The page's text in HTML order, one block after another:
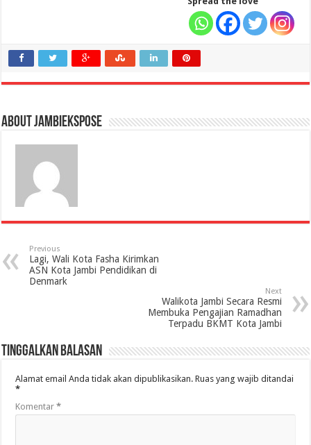
About jambiekspose
Previous
Lagi, Wali Kota Fasha Kirimkan
ASN Kota Jambi Pendidikan di
Denmark
Next
Walikota Jambi Secara Resmi
Membuka Pengajian Ramadhan
Terpadu BKMT Kota Jambi
Tinggalkan Balasan
Alamat email Anda tidak akan dipublikasikan. Ruas yang wajib ditandai
*
Komentar*